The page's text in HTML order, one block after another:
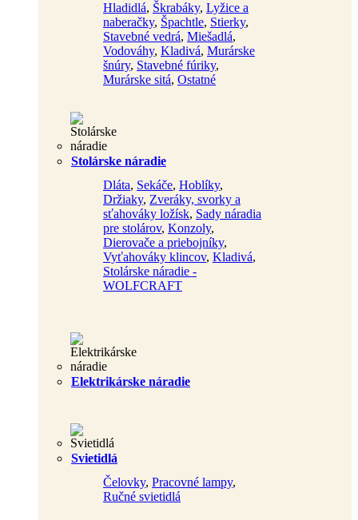
Hladidlá, Škrabáky, Lyžice a
naberačky, Špachtle, Stierky,
Stavebné vedrá, Miešadlá,
Vodováhy, Kladivá, Murárske
šnúry, Stavebné fúriky,
Murárske sitá, Ostatné
Stolárske náradie
Dláta, Sekáče, Hoblíky,
Držiaky, Zveráky, svorky a
sťahováky ložísk, Sady náradia
pre stolárov, Konzoly,
Dierovače a priebojníky,
Vyťahováky klincov, Kladivá,
Stolárske náradie -
WOLFCRAFT
Elektrikárske náradie
Svietidlá
Čelovky, Pracovné lampy,
Ručné svietidlá